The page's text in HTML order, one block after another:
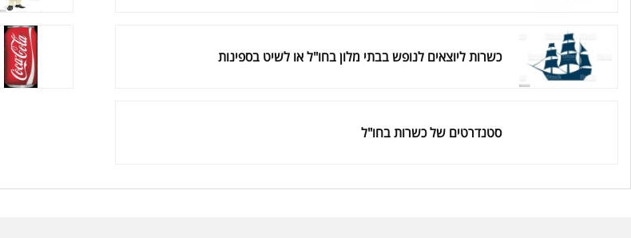
כשרות ליוצאים לנופש בבתי מלון בחו"ל או לשיט בספינות
סטנדרטים של כשרות בחו"ל